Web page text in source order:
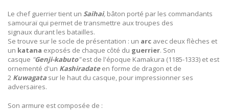
Le chef guerrier tient un Saihai, bâton porté par les commandants
samouraï qui permet de transmettre aux troupes des
signaux durant les batailles.
Se trouve sur le socle de présentation : un arc avec deux flèches et
un katana exposés de chaque côté du guerrier. Son
casque "Genji-kabuto" est de l'époque Kamakura (1185-1333) et est
ornementé d'un Kashiradate en forme de dragon et de
2 Kuwagata sur le haut du casque, pour impressionner ses
adversaires.
Son armure est composée de :